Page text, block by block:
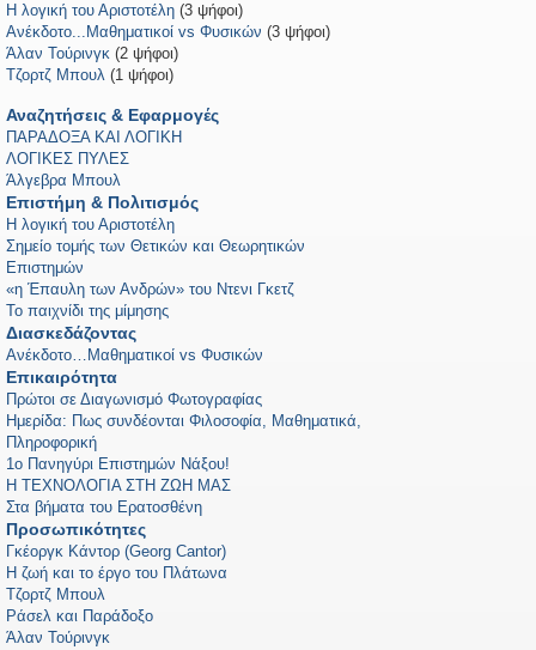
Η λογική του Αριστοτέλη (3 ψήφοι)
Ανέκδοτο...Μαθηματικοί vs Φυσικών (3 ψήφοι)
Άλαν Τούρινγκ (2 ψήφοι)
Τζορτζ Μπουλ (1 ψήφοι)
Αναζητήσεις & Εφαρμογές
ΠΑΡΑΔΟΞΑ ΚΑΙ ΛΟΓΙΚΗ
ΛΟΓΙΚΕΣ ΠΥΛΕΣ
Άλγεβρα Μπουλ
Επιστήμη & Πολιτισμός
Η λογική του Αριστοτέλη
Σημείο τομής των Θετικών και Θεωρητικών
Επιστημών
«η Έπαυλη των Ανδρών» του Ντενι Γκετζ
Το παιχνίδι της μίμησης
Διασκεδάζοντας
Ανέκδοτο…Μαθηματικοί vs Φυσικών
Επικαιρότητα
Πρώτοι σε Διαγωνισμό Φωτογραφίας
Ημερίδα: Πως συνδέονται Φιλοσοφία, Μαθηματικά,
Πληροφορική
1ο Πανηγύρι Επιστημών Νάξου!
Η ΤΕΧΝΟΛΟΓΙΑ ΣΤΗ ΖΩΗ ΜΑΣ
Στα βήματα του Ερατοσθένη
Προσωπικότητες
Γκέοργκ Κάντορ (Georg Cantor)
Η ζωή και το έργο του Πλάτωνα
Τζορτζ Μπουλ
Ράσελ και Παράδοξο
Άλαν Τούρινγκ